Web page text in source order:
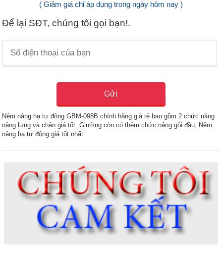
( Giảm giá chỉ áp dụng trong ngày hôm nay )
Để lại SĐT, chúng tôi gọi bạn!.
Nệm nâng hạ tự động GBM-098B chính hãng giá rẻ bao gồm 2 chức năng
nâng lưng và chân giá tốt. Giường còn có thêm chức nâng gội đầu, Nệm
nâng hạ tự động giá tốt nhất